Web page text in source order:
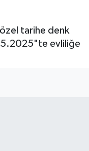
tarihe denk
evliliğe